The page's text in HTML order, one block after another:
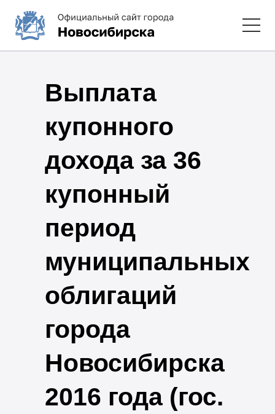
Выплата
купонного
дохода за 36
купонный
период
муниципальных
облигаций
города
Новосибирска
2016 года (гос.